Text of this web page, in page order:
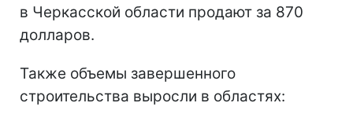
в Черкасской области продают за 870
долларов.
Также объемы завершенного
строительства выросли в областях: